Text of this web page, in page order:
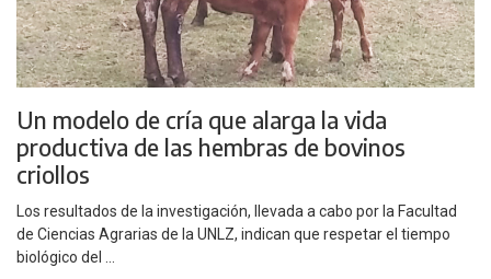
Un modelo de cría que alarga la vida
productiva de las hembras de bovinos
criollos
Los resultados de la investigación, llevada a cabo por la Facultad
de Ciencias Agrarias de la UNLZ, indican que respetar el tiempo
biológico del ...